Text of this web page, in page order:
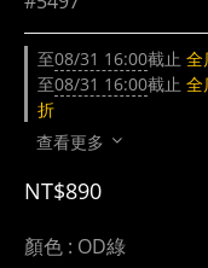
至08/31 16:00截止 全
至08/31 16:00截止 全
折
查看更多
NT$890
顏色 : OD綠